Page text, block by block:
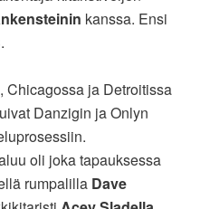
kanssa. Ensi
Chicagossa ja Detroitissa
Danzigin ja Onlyn
oli joka tapauksessa
rumpalilla Dave